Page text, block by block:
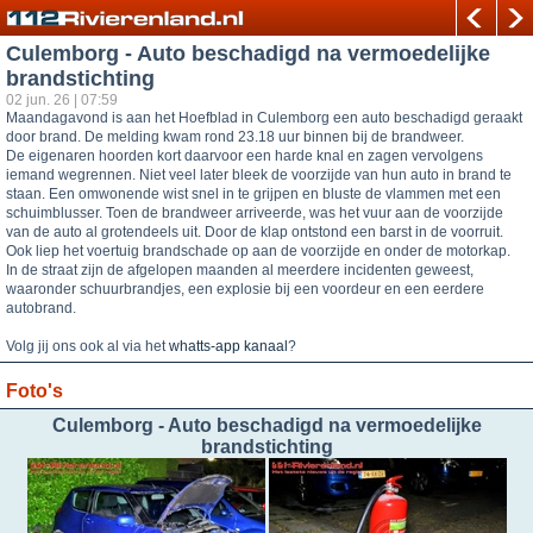
Culemborg - Auto beschadigd na vermoedelijke
brandstichting
02 jun. 26 | 07:59
Maandagavond is aan het Hoefblad in Culemborg een auto beschadigd geraakt
door brand. De melding kwam rond 23.18 uur binnen bij de brandweer.
De eigenaren hoorden kort daarvoor een harde knal en zagen vervolgens
iemand wegrennen. Niet veel later bleek de voorzijde van hun auto in brand te
staan. Een omwonende wist snel in te grijpen en bluste de vlammen met een
schuimblusser. Toen de brandweer arriveerde, was het vuur aan de voorzijde
van de auto al grotendeels uit. Door de klap ontstond een barst in de voorruit.
Ook liep het voertuig brandschade op aan de voorzijde en onder de motorkap.
In de straat zijn de afgelopen maanden al meerdere incidenten geweest,
waaronder schuurbrandjes, een explosie bij een voordeur en een eerdere
autobrand.
Volg jij ons ook al via hetwhatts-app kanaal ?
Foto's
Culemborg - Auto beschadigd na vermoedelijke
brandstichting